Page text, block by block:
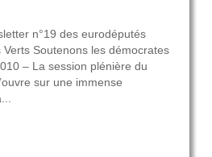
n°19 des eurodéputés
Soutenons les démocrates
– La session plénière du
sur une immense